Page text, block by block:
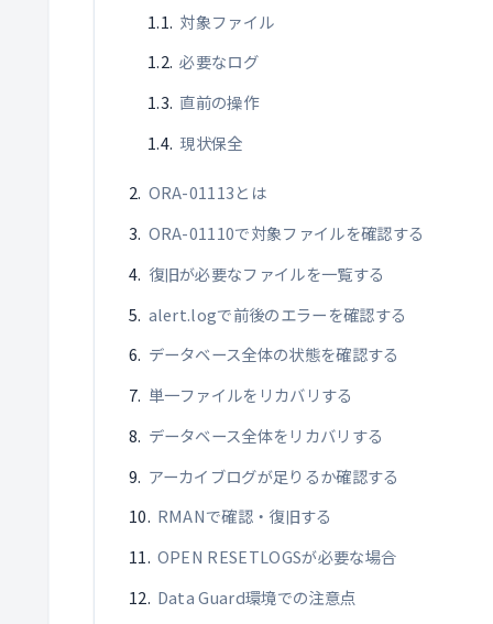
対象ファイル
必要なログ
直前の操作
現状保全
ORA-01113とは
ORA-01110で対象ファイルを確認する
復旧が必要なファイルを一覧する
alert.logで前後のエラーを確認する
データベース全体の状態を確認する
単一ファイルをリカバリする
データベース全体をリカバリする
アーカイブログが足りるか確認する
RMANで確認・復旧する
OPEN RESETLOGSが必要な場合
Data Guard環境での注意点